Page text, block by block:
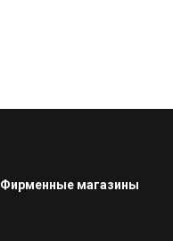
Фирменные магазины